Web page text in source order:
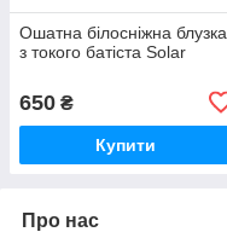
Ошатна білосніжна блузка
з токого батіста Solar
650 ₴
Купити
Про нас